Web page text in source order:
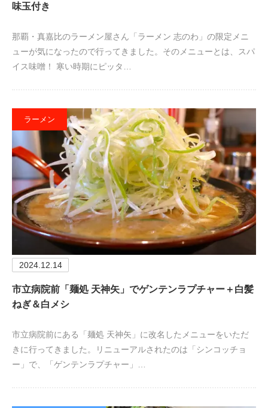
味玉付き
那覇・真嘉比のラーメン屋さん「ラーメン 志のわ」の限定メニ
ューが気になったので行ってきました。そのメニューとは、スパ
イス味噌！ 寒い時期にピッタ…
ラーメン
2024.12.14
市立病院前「麺処 天神矢」でゲンテンラプチャー＋白髪
ねぎ＆白メシ
市立病院前にある「麺処 天神矢」に改名したメニューをいただ
きに行ってきました。リニューアルされたのは「シンコッチョ
ー」で、「ゲンテンラプチャー」…